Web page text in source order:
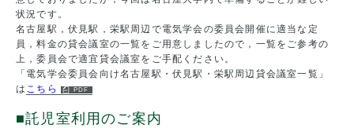
状況です。
名古屋駅，伏見駅，栄駅周辺で電気学会の委員会開催に適当な定
員，料金の貸会議室の一覧をご用意しましたので，一覧をご参考の
上，委員会で適宜貸会議室をご手配ください。
「電気学会委員会向け名古屋駅・伏見駅・栄駅周辺貸会議室一覧」
は こちら
■託児室利用のご案内